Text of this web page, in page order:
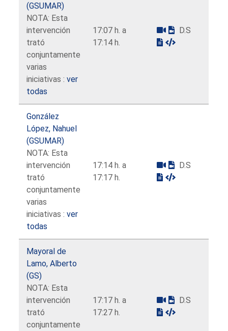
(GSUMAR)
NOTA: Esta
intervención
trató
conjuntamente
varias
iniciativas :ver
todas
17:07 h. a
17:14 h.
D.S
González
López, Nahuel
(GSUMAR)
NOTA: Esta
intervención
trató
conjuntamente
varias
iniciativas :ver
todas
17:14 h. a
17:17 h.
D.S
Mayoral de
Lamo, Alberto
(GS)
NOTA: Esta
intervención
trató
conjuntamente
17:17 h. a
17:27 h.
D.S